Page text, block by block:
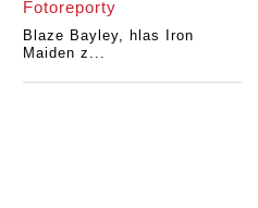
Fotoreporty
Blaze Bayley, hlas Iron
Maiden z...